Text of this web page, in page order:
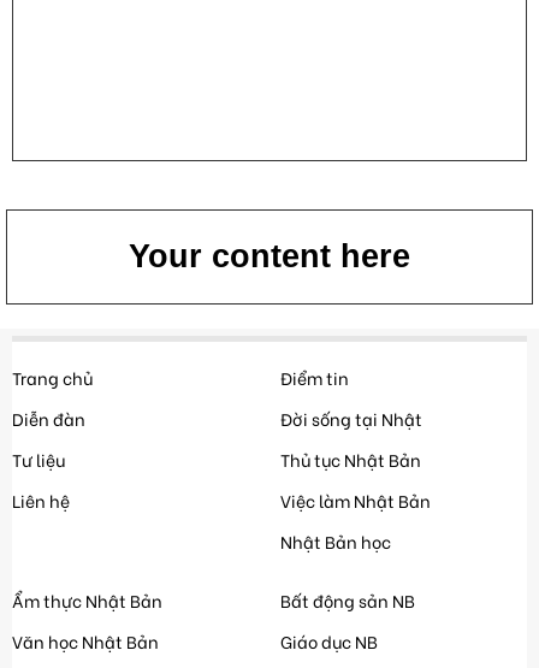
Your content here
Trang chủ
Diễn đàn
Tư liệu
Liên hệ
Điểm tin
Đời sống tại Nhật
Thủ tục Nhật Bản
Việc làm Nhật Bản
Nhật Bản học
Ẩm thực Nhật Bản
Văn học Nhật Bản
Bất động sản NB
Giáo dục NB